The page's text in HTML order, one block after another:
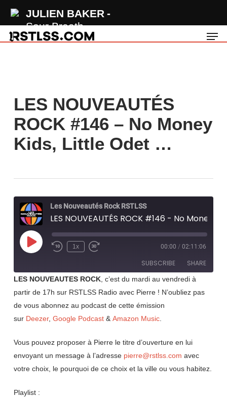
JULIEN BAKER
Sour Breath
main
LES NOUVEAUTÉS
ROCK #146 – No Money
Kids, Little Odet …
Les Nouveautés Rock RSTLSS
Play
Episode Rewind
1x
Fast
seconds
00:00 / 02:11:06
SUBSCRIBE SHARE
RSS FEED
SHARE
LINK
LES NOUVEAUTES ROCK, c’est du mardi au vendredi à
partir de 17h sur RSTLSS Radio avec Pierre ! N’oubliez pas
de vous abonnez au podcast de cette émission
sur Deezer, Google Podcast & Amazon Music.
Vous pouvez proposer à Pierre le titre d’ouverture en lui
envoyant un message à l’adresse pierre@rstlss.com avec
votre choix, le pourquoi de ce choix et la ville ou vous habitez.
Playlist :